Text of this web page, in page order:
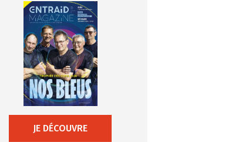
JE DÉCOUVRE